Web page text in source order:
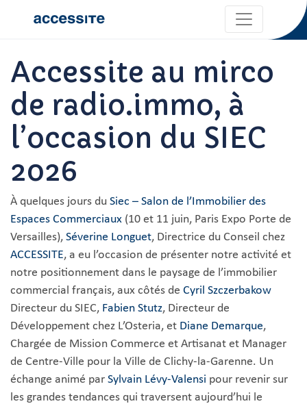
Accessite au mirco
de radio.immo, à
l’occasion du SIEC
2026
À quelques jours du Siec – Salon de l’Immobilier des
Espaces Commerciaux (10 et 11 juin, Paris Expo Porte de
Versailles), Séverine Longuet, Directrice du Conseil chez
ACCESSITE, a eu l’occasion de présenter notre activité et
notre positionnement dans le paysage de l’immobilier
commercial français, aux côtés de Cyril Szczerbakow
Directeur du SIEC, Fabien Stutz, Directeur de
Développement chez L’Osteria, et Diane Demarque,
Chargée de Mission Commerce et Artisanat et Manager
de Centre-Ville pour la Ville de Clichy-la-Garenne. Un
échange animé par Sylvain Lévy-Valensi pour revenir sur
les grandes tendances qui traversent aujourd’hui le